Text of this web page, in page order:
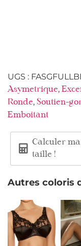
UGS :
Asymetrique,
Ronde, Soutien-
Emboitant
Calculer ma
taille !
Autres coloris